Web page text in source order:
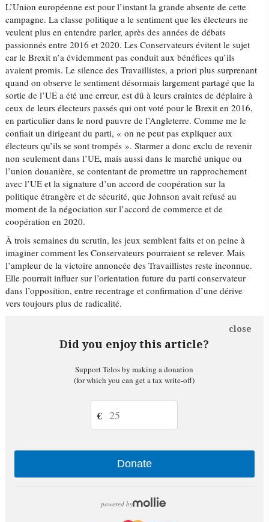
L’Union européenne est pour l’instant la grande absente de cette
campagne. La classe politique a le sentiment que les électeurs ne
veulent plus en entendre parler, après des années de débats
passionnés entre 2016 et 2020. Les Conservateurs évitent le sujet
car le Brexit n’a évidemment pas conduit aux bénéfices qu’ils
avaient promis. Le silence des Travaillistes, a priori plus surprenant
quand on observe le sentiment désormais largement partagé que la
sortie de l’UE a été une erreur, est dû à leurs craintes de déplaire à
ceux de leurs électeurs passés qui ont voté pour le Brexit en 2016,
en particulier dans le nord pauvre de l’Angleterre. Comme me le
confiait un dirigeant du parti, « on ne peut pas expliquer aux
électeurs qu’ils se sont trompés ». Starmer a donc exclu de revenir
non seulement dans l’UE, mais aussi dans le marché unique ou
l’union douanière, se contentant de promettre un rapprochement
avec l’UE et la signature d’un accord de coopération sur la
politique étrangère et de sécurité, que Johnson avait refusé au
moment de la négociation sur l’accord de commerce et de
coopération en 2020.
À trois semaines du scrutin, les jeux semblent faits et on peine à
imaginer comment les Conservateurs pourraient se relever. Mais
l’ampleur de la victoire annoncée des Travaillistes reste inconnue.
Elle pourrait influer sur l’orientation future du parti conservateur
dans l’opposition, entre recentrage et confirmation d’une dérive
vers toujours plus de radicalité.
Did you enjoy this article?
close
Support Telos by making a donation
(for which you can get a tax write-off)
€
Donate
powered by